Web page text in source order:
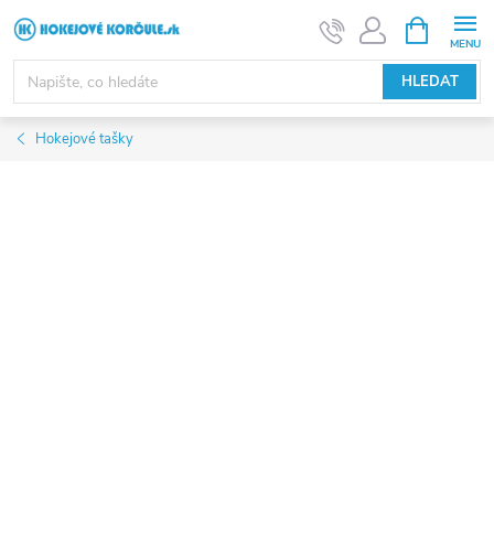
Přejít
na
obsah
HLEDAT
NÁKUPNÍ
KOŠÍK
Hokejové tašky